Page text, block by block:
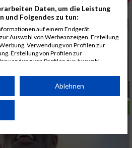
Daten, um die Leistung
und Folgendes zu tun:
auf einem Endgerät.
Auswahl von Werbeanzeigen. Erstellung
Verwendung von Profilen zur
Erstellung von Profilen zur
von Profilen zur Auswahl
von Zielgruppen durch Statistiken oder
Quellen. Entwicklung und
Union weitergegeben und in die
Ablehnen